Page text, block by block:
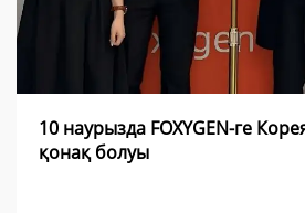
10 наурызда FOXYGEN-ге
қонақ болуы